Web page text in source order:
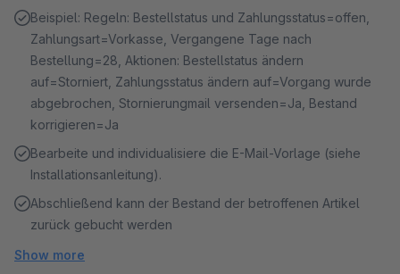
Beispiel: Regeln: Bestellstatus und Zahlungsstatus=offen,
Zahlungsart=Vorkasse, Vergangene Tage nach
Bestellung=28, Aktionen: Bestellstatus ändern
auf=Storniert, Zahlungsstatus ändern auf=Vorgang wurde
abgebrochen, Stornierungmail versenden=Ja, Bestand
korrigieren=Ja
Bearbeite und individualisiere die E-Mail-Vorlage (siehe
Installationsanleitung).
Abschließend kann der Bestand der betroffenen Artikel
zurück gebucht werden
Show more